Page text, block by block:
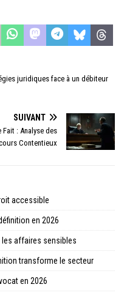
juridiques face à un débiteur
SUIVANT
: Analyse des
Contentieux
accessible
en 2026
affaires sensibles
transforme le secteur
en 2026